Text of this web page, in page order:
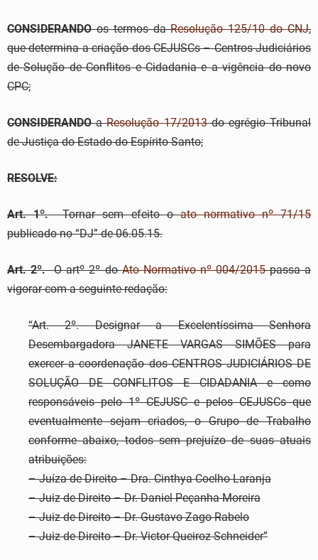
CONSIDERANDOos termos daResolução 125/10 do CNJ,
que determina a criação dos CEJUSCs – Centros Judiciários
de Solução de Conflitos e Cidadania e a vigência do novo
CPC;
CONSIDERANDOaResolução 17/2013do egrégio Tribunal
de Justiça do Estado do Espírito Santo;
RESOLVE:
Art. 1º.Tornar sem efeito oato normativo nº 71/15
publicado no “DJ” de 06.05.15.
Art. 2º.O artº 2º doAto Normativo nº 004/2015passa a
vigorar com a seguinte redação:
“Art. 2º. Designar a Excelentíssima Senhora
Desembargadora JANETE VARGAS SIMÕES para
exercer a coordenação dos CENTROS JUDICIÁRIOS DE
SOLUÇÃO DE CONFLITOS E CIDADANIA e como
responsáveis pelo 1º CEJUSC e pelos CEJUSCs que
eventualmente sejam criados, o Grupo de Trabalho
conforme abaixo, todos sem prejuízo de suas atuais
atribuições:
– Juíza de Direito – Dra. Cinthya Coelho Laranja
– Juiz de Direito – Dr. Daniel Peçanha Moreira
– Juiz de Direito – Dr. Gustavo Zago Rabelo
– Juiz de Direito – Dr. Victor Queiroz Schneider”